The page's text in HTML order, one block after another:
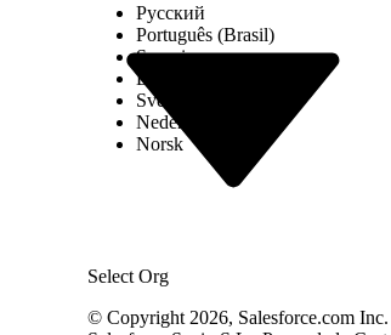
Select Org
Русский
Português (Brasil)
Suomi
Dansk
Svenska
Nederlands
Norsk
© Copyright 2026, Salesforce.com Inc.